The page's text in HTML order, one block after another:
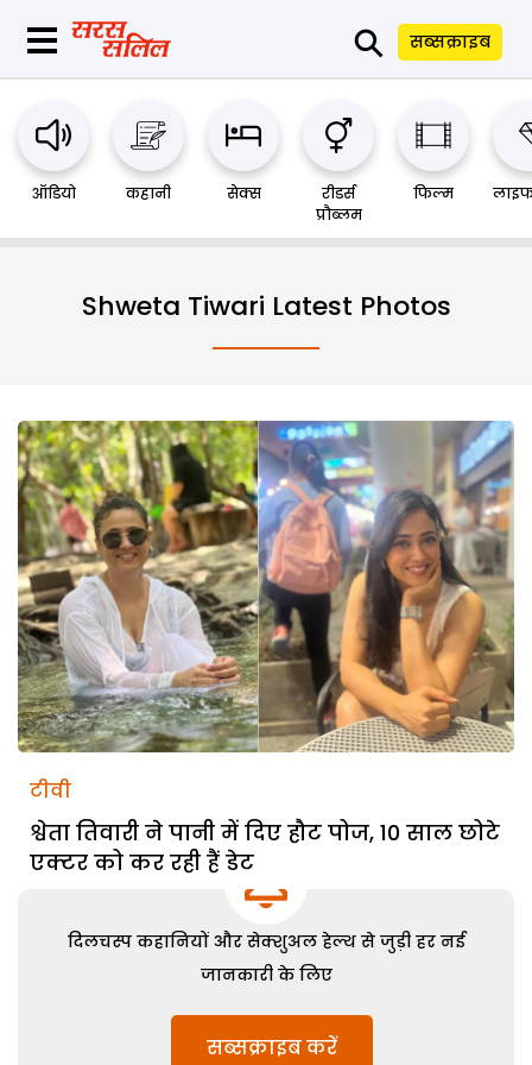
⚲ सब्सक्राइब
ऑडियो कहानी सेक्स
रीडर्स
प्रौब्लम
फिल्म
Shweta Tiwari Latest Photos
टीवी
श्वेता तिवारी ने पानी में दिए हौट पोज, 10 साल छोटे
एक्टर को कर रही हैं डेट
दिलचस्प कहानियों और सेक्शुअल हेल्थ से जुड़ी हर नई
जानकारी के लिए
सब्सक्राइब करें